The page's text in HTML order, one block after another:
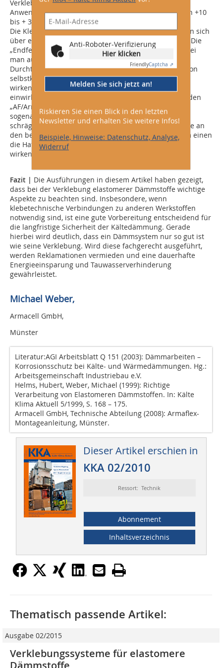
Verklebungssysteme tendenziell niedrigviskos ein.
Anwendungen außerhalb des Temperaturbereichs von +10
bis + 35 °C sind daher zu vermeiden.
Die Klebekräfte von modifizierten Acrylatklebern bauen sich
über einen Zeitraum von 24 Stunden noch weiter auf. Die
„Endfestigkeit“ steigt nochmals um ca. 5 bis 10 %, wobei
man aufgrund ihrer Viskoelastizität nicht von einer
Durchtrocknungszeit sprechen kann. Bei der Installation
selbstklebender Elastomerschläuche sind dauerhaft
wirkende Schälkräfte zu vermeiden, die auf die Nähte
einwirken. Um diesen Kräften entgegenzuwirken, werden
„AF/Armaflex“-Schläuche (
www.armacell.de ) mit einem
sogenannten Tangentialschnitt angeboten. Durch die
schräge Schnittführung vergrößert sich die Klebefläche an
den beiden Sei­ten der Naht. Dadurch erhöht sich zum einen
die Haftfähigkeit und zum anderen wird die negativ
wirkende Zugspannung reduziert.
Fazit | Die Ausführungen in diesem Artikel haben gezeigt,
dass bei der Verklebung elastomerer Dämmstoffe wichtige
Aspekte zu beachten sind. Insbesondere, wenn
klebetechnische Verbindungen zu anderen Werkstoffen
notwendig sind, ist eine gute Vorbereitung entscheidend für
die langfristige Sicherheit der Kältedämmung. Gerade
hierbei wird deutlich, dass ein Dämmsystem nur so gut ist
wie seine Verklebung. Wird diese fachgerecht ausgeführt,
werden Reklamationen vermieden und eine dauerhafte
Energieeinsparung und Tauwasserverhinderung
gewährleistet.
Michael Weber,
Armacell GmbH,
Münster
Literatur:AGI Arbeitsblatt Q 151 (2003): Dämmarbeiten –
Korrosionsschutz bei Kälte- und Wärmedämmungen. Hg.:
Arbeitsgemeinschaft Industriebau e.V.
Helms, Hubert, Weber, Michael (1999): Richtige
Verarbeitung von Elastomeren Dämmstoffen. In: Kälte
Klima Aktuell 5/1999, S. 168 – 175.
Armacell GmbH, Technische Abteilung (2008): Armaflex-
Montageanleitung, Münster.
Dieser Artikel erschien in
KKA 02/2010
Ressort: Technik
Abonnement
Inhaltsverzeichnis
Anti-Roboter-Verifizierung
Hier klicken
FriendlyCaptcha ⇗
Melden Sie sich jetzt an!
Riskieren Sie einen Blick in den letzten
Newsletter und erhalten Sie weitere Infos!
Beispiele, Hinweise: Datenschutz, Analyse,
Widerruf
Thematisch passende Artikel:
Ausgabe 02/2015
Verklebungssysteme für elastomere